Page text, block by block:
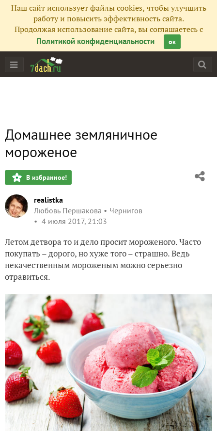
Наш сайт использует файлы cookies, чтобы улучшить
работу и повысить эффективность сайта.
Продолжая использование сайта, вы соглашаетесь с
Политикой конфиденциальности
ок
Домашнее земляничное
мороженое
В избранное!
realistka
Любовь Першакова
Чернигов
4 июля 2017, 21:03
Летом детвора то и дело просит мороженого. Часто
покупать – дорого, но хуже того – страшно. Ведь
некачественным мороженым можно серьезно
отравиться.